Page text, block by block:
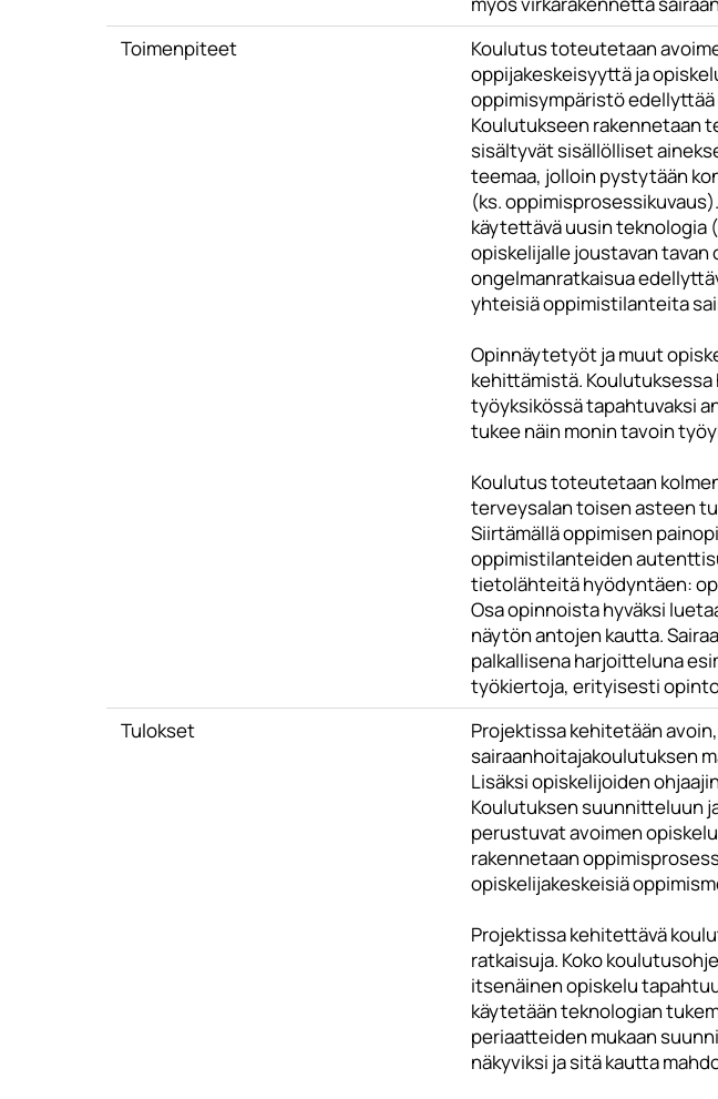
Toimenpiteet
Koulutus toteutetaan
oppijakeskeisyyttä ja
oppimisympäristö
Koulutukseen rakennetaan
sisältyvät sisällölliset
teemaa, jolloin pystytään
(ks.
käytettävä uusin teknologia
opiskelijalle joustavan
ongelmanratkaisua
yhteisiä oppimistilanteita
Opinnäytetyöt ja muut
kehittämistä.
työyksikössä tapahtuvaksi
tukee näin monin tavoin
Koulutus toteutetaan
terveysalan toisen asteen
Siirtämällä oppimisen
oppimistilanteiden
tietolähteitä hyödyntäen:
Osa opinnoista hyväksi
näytön antojen kautta.
palkallisena harjoitteluna
työkiertoja, erityisesti
Tulokset
Projektissa kehitetään
sairaanhoitajakoulutuksen
Lisäksi opiskelijoiden
Koulutuksen suunnitteluun
perustuvat avoimen
rakennetaan
opiskelijakeskeisiä
Projektissa kehitettävä
ratkaisuja. Koko
itsenäinen opiskelu
käytetään teknologian
periaatteiden mukaan
näkyviksi ja sitä kautta